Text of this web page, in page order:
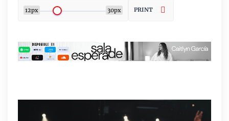
12px 30px PRINT